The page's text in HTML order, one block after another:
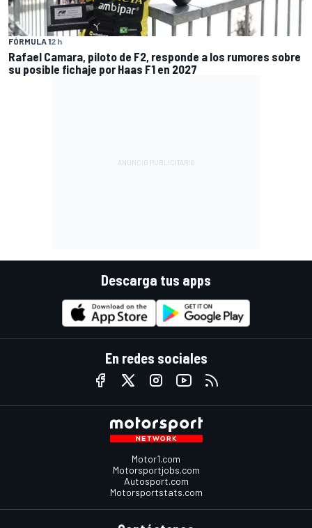
FÓRMULA 12 h
Rafael Camara, piloto de F2, responde a los rumores sobre
su posible fichaje por Haas F1 en 2027
Descarga tus apps
En redes sociales
Motor1.com
Motorsportjobs.com
Autosport.com
Motorsportstats.com